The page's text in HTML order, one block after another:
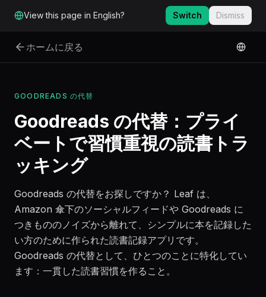
View this page in English? Switch Dismiss
ホームに戻る
GOODREADS の代替
Goodreads の代替：プライ
ベートで習慣重視の読書トラ
ッキング
Goodreads の代替をお探しですか？ Leaf は、
Amazon 傘下のソーシャルフィードや Goodreads に
つきもののノイズから離れて、シンプルに本を記録した
い方のために作られた読書記録アプリです。
Goodreads の代替として、ひとつのことに特化してい
ます：一貫した読書習慣を作ること。